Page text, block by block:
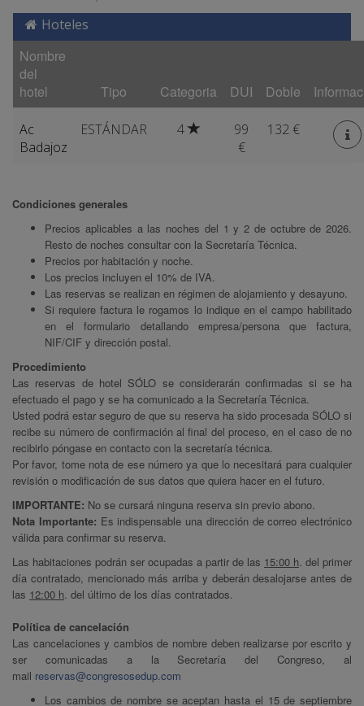
Hoteles
Nombre
del
hotel
Tipo Categoria DUI Doble
Ac
Badajoz
ESTÁNDAR 4
99
€
132 €
Condiciones generales
Precios aplicables a las noches del 1 y 2 de octubre de 2026.
Resto de noches consultar con la Secretaría Técnica.
Precios por habitación y noche.
Los precios incluyen el 10% de IVA.
Las reservas se realizan en régimen de alojamiento y desayuno.
Si requiere factura le rogamos lo indique en el campo habilitado
en el formulario detallando empresa/persona que factura,
NIF/CIF y dirección postal.
Procedimiento
Las reservas de hotel SÓLO se considerarán confirmadas si se ha
efectuado el pago y se ha comunicado a la Secretaría Técnica.
Usted podrá estar seguro de que su reserva ha sido procesada SÓLO si
recibe su número de confirmación al final del proceso, en el caso de no
recibirlo póngase en contacto con la secretaría técnica.
Por favor, tome nota de ese número ya que lo necesitará para cualquier
revisión o modificación de sus datos que quiera hacer en el futuro.
IMPORTANTE: No se cursará ninguna reserva sin previo abono.
Nota Importante: Es indispensable una dirección de correo electrónico
válida para confirmar su reserva.
Las habitaciones podrán ser ocupadas a partir de las 15:00 h. del primer
día contratado, mencionado más arriba y deberán desalojarse antes de
las 12:00 h. del último de los días contratados.
Política de cancelación
Las cancelaciones y cambios de nombre deben realizarse por escrito y
ser comunicadas a la Secretaría del Congreso, al
mail reservas@congresosedup.com
Los cambios de nombre se aceptan hasta el 15 de septiembre